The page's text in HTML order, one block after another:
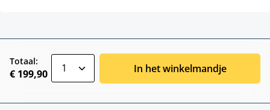
Totaal:
€ 199,90 In het winkelmandje